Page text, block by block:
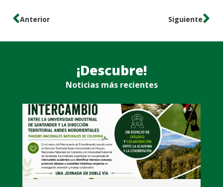
Anterior Siguiente
¡Descubre!
Noticias más recientes